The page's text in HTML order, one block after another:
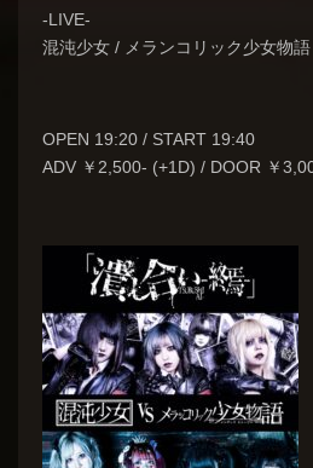
-LIVE-
混沌少女 / メランコリック少女物語
OPEN 19:20 / START 19:40
ADV ￥2,500- (+1D) / DOOR ￥